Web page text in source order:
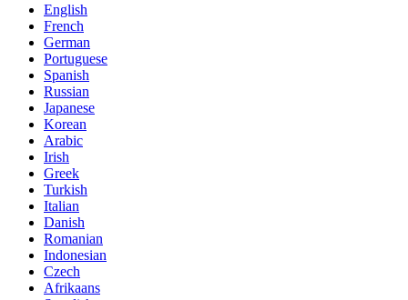
English
French
German
Portuguese
Spanish
Russian
Japanese
Korean
Arabic
Irish
Greek
Turkish
Italian
Danish
Romanian
Indonesian
Czech
Afrikaans